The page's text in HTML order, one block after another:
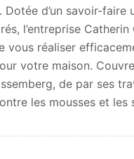
Dotée d’un savoir-
l’entreprise
vous réaliser
votre maison.
de par ses
les mousses et